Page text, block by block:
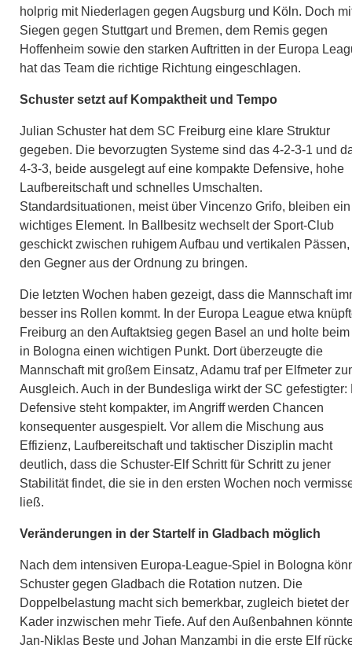
holprig mit Niederlagen gegen Augsburg und Köln. Doch
Siegen gegen Stuttgart und Bremen, dem Remis gegen
Hoffenheim sowie den starken Auftritten in der Europa
hat das Team die richtige Richtung eingeschlagen.
Schuster setzt auf Kompaktheit und Tempo
Julian Schuster hat dem SC Freiburg eine klare Struktur
gegeben. Die bevorzugten Systeme sind das 4-2-3-1 und
4-3-3, beide ausgelegt auf eine kompakte Defensive, hohe
Laufbereitschaft und schnelles Umschalten.
Standardsituationen, meist über Vincenzo Grifo, bleiben ein
wichtiges Element. In Ballbesitz wechselt der Sport-Club
geschickt zwischen ruhigem Aufbau und vertikalen Pässen,
den Gegner aus der Ordnung zu bringen.
Die letzten Wochen haben gezeigt, dass die Mannschaft
besser ins Rollen kommt. In der Europa League etwa
Freiburg an den Auftaktsieg gegen Basel an und holte beim
in Bologna einen wichtigen Punkt. Dort überzeugte die
Mannschaft mit großem Einsatz, Adamu traf per Elfmeter
Ausgleich. Auch in der Bundesliga wirkt der SC gefestigter:
Defensive steht kompakter, im Angriff werden Chancen
konsequenter ausgespielt. Vor allem die Mischung aus
Effizienz, Laufbereitschaft und taktischer Disziplin macht
deutlich, dass die Schuster-Elf Schritt für Schritt zu jener
Stabilität findet, die sie in den ersten Wochen noch
ließ.
Veränderungen in der Startelf in Gladbach möglich
Nach dem intensiven Europa-League-Spiel in Bologna
Schuster gegen Gladbach die Rotation nutzen. Die
Doppelbelastung macht sich bemerkbar, zugleich bietet der
Kader inzwischen mehr Tiefe. Auf den Außenbahnen
Jan-Niklas Beste und Johan Manzambi in die erste Elf